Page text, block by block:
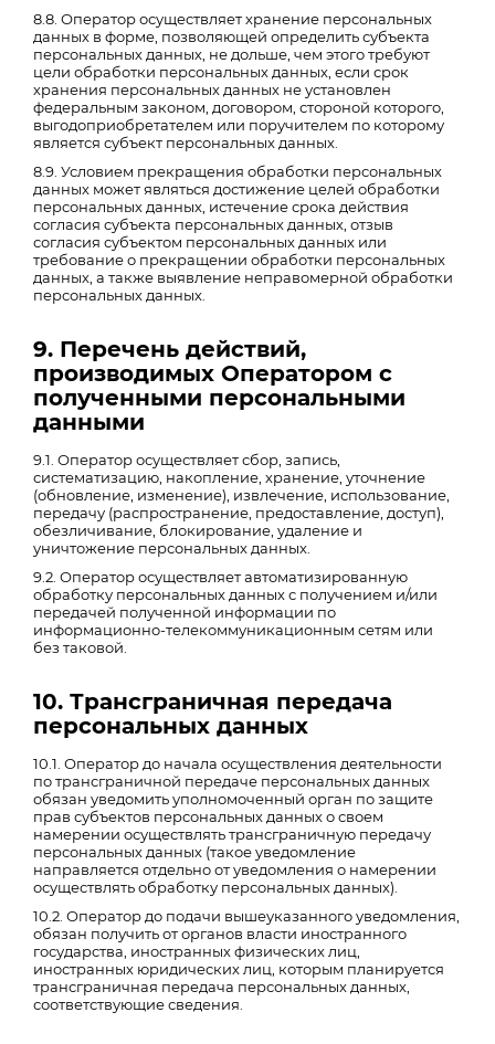
8.8. Оператор осуществляет хранение персональных
данных в форме, позволяющей определить субъекта
персональных данных, не дольше, чем этого требуют
цели обработки персональных данных, если срок
хранения персональных данных не установлен
федеральным законом, договором, стороной которого,
выгодоприобретателем или поручителем по которому
является субъект персональных данных.
8.9. Условием прекращения обработки персональных
данных может являться достижение целей обработки
персональных данных, истечение срока действия
согласия субъекта персональных данных, отзыв
согласия субъектом персональных данных или
требование о прекращении обработки персональных
данных, а также выявление неправомерной обработки
персональных данных.
9. Перечень действий,
производимых Оператором с
полученными персональными
данными
9.1. Оператор осуществляет сбор, запись,
систематизацию, накопление, хранение, уточнение
(обновление, изменение), извлечение, использование,
передачу (распространение, предоставление, доступ),
обезличивание, блокирование, удаление и
уничтожение персональных данных.
9.2. Оператор осуществляет автоматизированную
обработку персональных данных с получением и/или
передачей полученной информации по
информационно-телекоммуникационным сетям или
без таковой.
10. Трансграничная передача
персональных данных
10.1. Оператор до начала осуществления деятельности
по трансграничной передаче персональных данных
обязан уведомить уполномоченный орган по защите
прав субъектов персональных данных о своем
намерении осуществлять трансграничную передачу
персональных данных (такое уведомление
направляется отдельно от уведомления о намерении
осуществлять обработку персональных данных).
10.2. Оператор до подачи вышеуказанного уведомления,
обязан получить от органов власти иностранного
государства, иностранных физических лиц,
иностранных юридических лиц, которым планируется
трансграничная передача персональных данных,
соответствующие сведения.